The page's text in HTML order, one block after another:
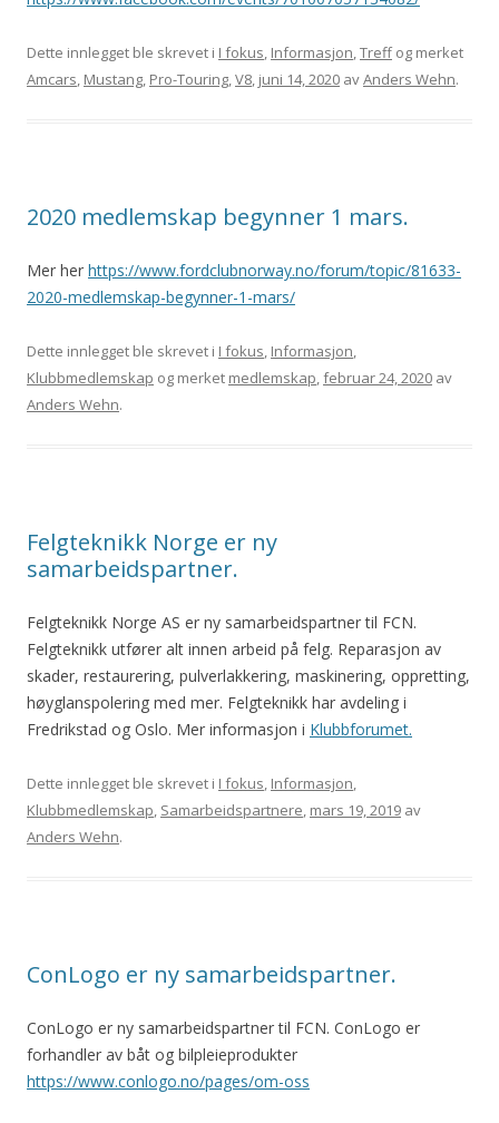
Dette innlegget ble skrevet i I fokus, Informasjon,Treffog merket
Amcars, Mustang, Pro-Touring,V8, juni 14, 2020 avAnders Wehn.
2020 medlemskap begynner 1 mars.
Mer her https://www.fordclubnorway.no/forum/topic/81633-
2020-medlemskap-begynner-1-mars/
Dette innlegget ble skrevet i I fokus, Informasjon,
Klubbmedlemskap og merket medlemskap,februar 24, 2020 av
Anders Wehn.
Felgteknikk Norge er ny
samarbeidspartner.
Felgteknikk Norge AS er ny samarbeidspartner til FCN.
Felgteknikk utfører alt innen arbeid på felg. Reparasjon av
skader, restaurering, pulverlakkering, maskinering, oppretting,
høyglanspolering med mer. Felgteknikk har avdeling i
Fredrikstad og Oslo. Mer informasjon i Klubbforumet.
Dette innlegget ble skrevet i I fokus, Informasjon,
Klubbmedlemskap, Samarbeidspartnere, mars 19, 2019 av
Anders Wehn.
ConLogo er ny samarbeidspartner.
ConLogo er ny samarbeidspartner til FCN. ConLogo er
forhandler av båt og bilpleieprodukter
https://www.conlogo.no/pages/om-oss